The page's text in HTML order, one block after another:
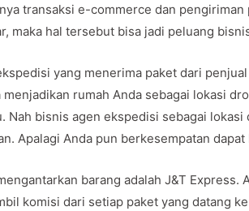
transaksi e-commerce dan pengiriman
maka hal tersebut bisa jadi peluang
yang menerima paket dari
rumah Anda sebagai lokasi
Nah bisnis agen ekspedisi sebagai
Apalagi Anda pun berkesempatan dapat
barang adalah J&T Express.
komisi dari setiap paket yang datang